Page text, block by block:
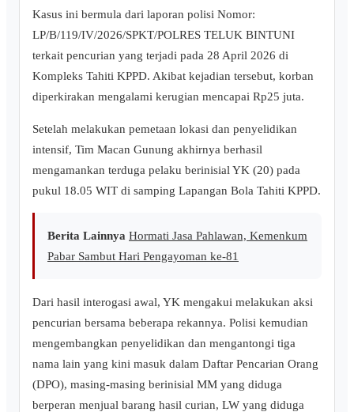
Kasus ini bermula dari laporan polisi Nomor:
LP/B/119/IV/2026/SPKT/POLRES TELUK BINTUNI
terkait pencurian yang terjadi pada 28 April 2026 di
Kompleks Tahiti KPPD. Akibat kejadian tersebut, korban
diperkirakan mengalami kerugian mencapai Rp25 juta.
Setelah melakukan pemetaan lokasi dan penyelidikan
intensif, Tim Macan Gunung akhirnya berhasil
mengamankan terduga pelaku berinisial YK (20) pada
pukul 18.05 WIT di samping Lapangan Bola Tahiti KPPD.
Berita Lainnya Hormati Jasa Pahlawan, Kemenkum
Pabar Sambut Hari Pengayoman ke-81
Dari hasil interogasi awal, YK mengakui melakukan aksi
pencurian bersama beberapa rekannya. Polisi kemudian
mengembangkan penyelidikan dan mengantongi tiga
nama lain yang kini masuk dalam Daftar Pencarian Orang
(DPO), masing-masing berinisial MM yang diduga
berperan menjual barang hasil curian, LW yang diduga